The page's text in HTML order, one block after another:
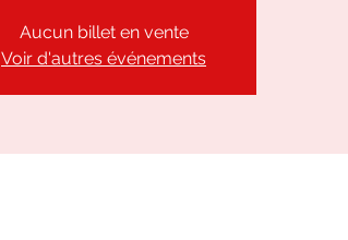
Aucun billet en vente
Voir d'autres événements